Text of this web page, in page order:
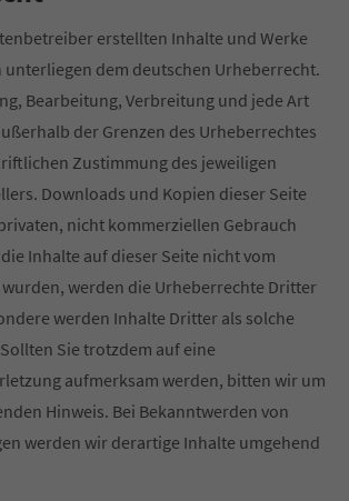
erstellten Inhalte und Werke
unterliegen dem deutschen Urheberrecht.
Bearbeitung, Verbreitung und jede Art
der Grenzen des Urheberrechtes
Zustimmung des jeweiligen
Downloads und Kopien dieser Seite
nicht kommerziellen Gebrauch
Inhalte auf dieser Seite nicht vom
werden die Urheberrechte Dritter
werden Inhalte Dritter als solche
Sie trotzdem auf eine
aufmerksam werden, bitten wir um
Hinweis. Bei Bekanntwerden von
werden wir derartige Inhalte umgehend